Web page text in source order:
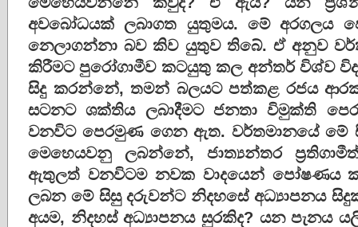
අවබෝධයක් ලබාගත යුතුමය. මේ අරගලය
නෙලාගන්නා බව කිව යුතුව තිබේ. ඒ අනුව
කිරීමට පුරෝගාමීව කටයුතු කල අන්තර් විශ්ව
සිදු කරන්නේ, තමන් බලයට පත්කළ රජය
සටනට ශක්තිය ලබාදීමට ජනතා විමුක්ති
වනවිට පෙරමුණ ගෙන ඇත. වර්තමානයේ මේ
මෙහෙයවනු ලබන්නේ, ජාත්‍යන්තර
ඇතුලත් වනවිටම නවක වාදයෙන් පෝෂණය
ලබන මේ සිසු දරුවන්ට නිදහසේ අධ්‍යාපනය
අයම, නිදහස් අධ්‍යාපනය සුරකිද? යන පැනය